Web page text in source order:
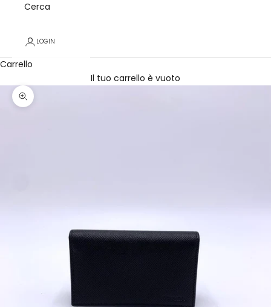
Cerca
LOGIN
Carrello
Il tuo carrello è vuoto
Ingrandisci immagine